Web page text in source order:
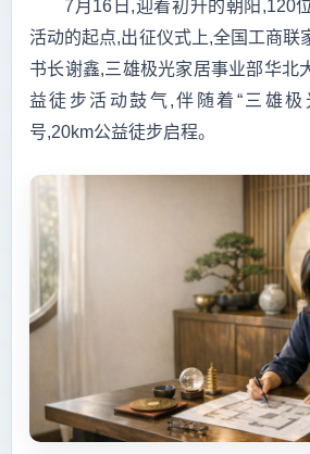
7月16日,迎着初升的朝阳,120
活动的起点,出征仪式上,全国工商联
书长谢鑫,三雄极光家居事业部华北
益徒步活动鼓气,伴随着“三雄极
号,20km公益徒步启程。